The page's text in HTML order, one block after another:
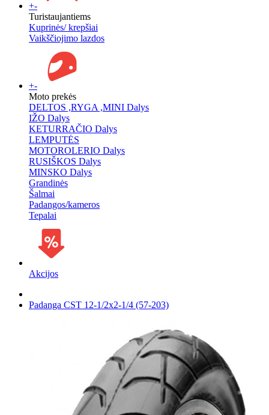
+-
Turistaujantiems
Kuprinės/ krepšiai
Vaikščiojimo lazdos
+-
Moto prekės
DELTOS ,RYGA ,MINI Dalys
IŽO Dalys
KETURRAČIO Dalys
LEMPUTĖS
MOTOROLERIO Dalys
RUSIŠKOS Dalys
MINSKO Dalys
Grandinės
Šalmai
Padangos/kameros
Tepalai
Akcijos
Padanga CST 12-1/2x2-1/4 (57-203)